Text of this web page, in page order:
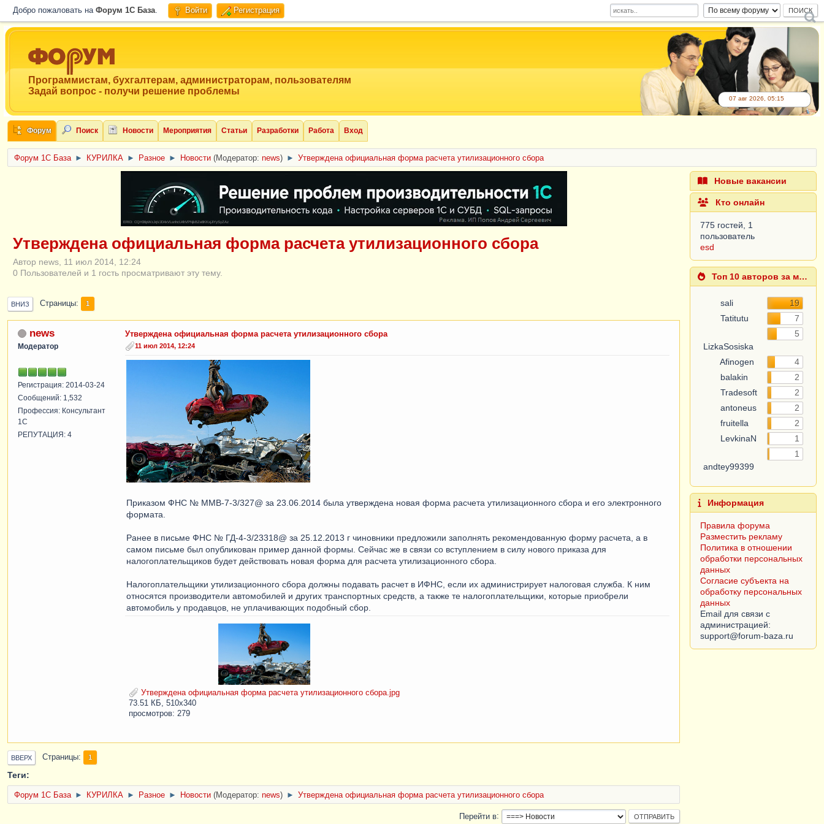
Добро пожаловать на Форум 1C База. Войти Регистрация
Программистам, бухгалтерам, администраторам, пользователям
Задай вопрос - получи решение проблемы
07 авг 2026, 05:15
Форум Поиск Новости Мероприятия Статьи Разработки Работа Вход
Форум 1C База ► КУРИЛКА ► Разное ► Новости (Модератор: news) ► Утверждена официальная форма расчета утилизационного сбора
ERID: CQH36pWzJqVJD4xVLsnhcU4hVPNjkBZe8KKxjJiYySyZAz
Утверждена официальная форма расчета утилизационного сбора
Автор news, 11 июл 2014, 12:24
0 Пользователей и 1 гость просматривают эту тему.
ВНИЗ Страницы 1
news
Модератор
Регистрация: 2014-03-24
Сообщений: 1,532
Профессия: Консультант
1С
РЕПУТАЦИЯ: 4
Утверждена официальная форма расчета утилизационного сбора
11 июл 2014, 12:24
Приказом ФНС № ММВ-7-3/327@ за 23.06.2014 была утверждена новая форма расчета утилизационного сбора и его электронного
формата.
Ранее в письме ФНС № ГД-4-3/23318@ за 25.12.2013 г чиновники предложили заполнять рекомендованную форму расчета, а в
самом письме был опубликован пример данной формы. Сейчас же в связи со вступлением в силу нового приказа для
налогоплательщиков будет действовать новая форма для расчета утилизационного сбора.
Налогоплательщики утилизационного сбора должны подавать расчет в ИФНС, если их администрирует налоговая служба. К ним
относятся производители автомобилей и других транспортных средств, а также те налогоплательщики, которые приобрели
автомобиль у продавцов, не уплачивающих подобный сбор.
Утверждена официальная форма расчета утилизационного сбора.jpg
73.51 КБ, 510x340
просмотров: 279
ВВЕРХ Страницы 1
Теги:
Форум 1C База ► КУРИЛКА ► Разное ► Новости (Модератор: news) ► Утверждена официальная форма расчета утилизационного сбора
Перейти в
Новые вакансии
Кто онлайн
775 гостей, 1
пользователь
esd
Топ 10 авторов за месяц
19
Tatitutu
7
5
Afinogen
balakin
2
Tradesoft
2
antoneus
2
fruitella
2
LevkinaN
1
andtey99399
1
Правила форума
Разместить рекламу
Политика в отношении
обработки персональных
данных
Согласие субъекта на
обработку персональных
данных
Email для связи с
администрацией: